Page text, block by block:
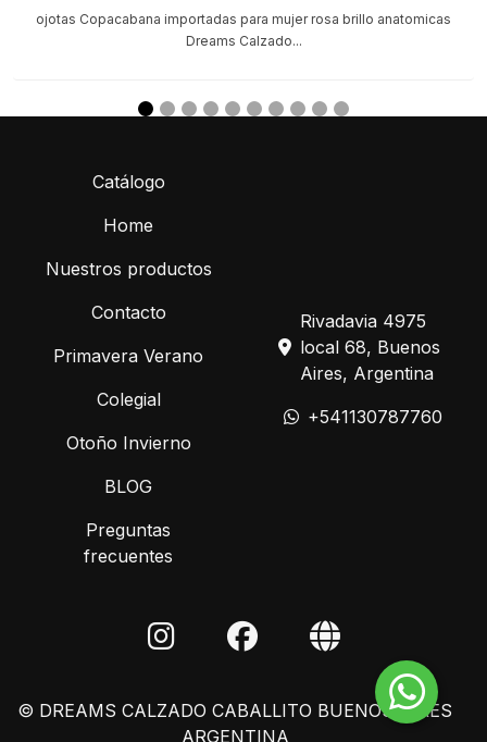
ojotas Copacabana importadas para mujer rosa brillo anatomicas
Dreams Calzado...
Catálogo
Home
Nuestros productos
Contacto
Primavera Verano
Colegial
Otoño Invierno
BLOG
Preguntas
frecuentes
Rivadavia 4975
local 68, Buenos
Aires, Argentina
+541130787760
© DREAMS CALZADO CABALLITO BUENOS AIRES
ARGENTINA